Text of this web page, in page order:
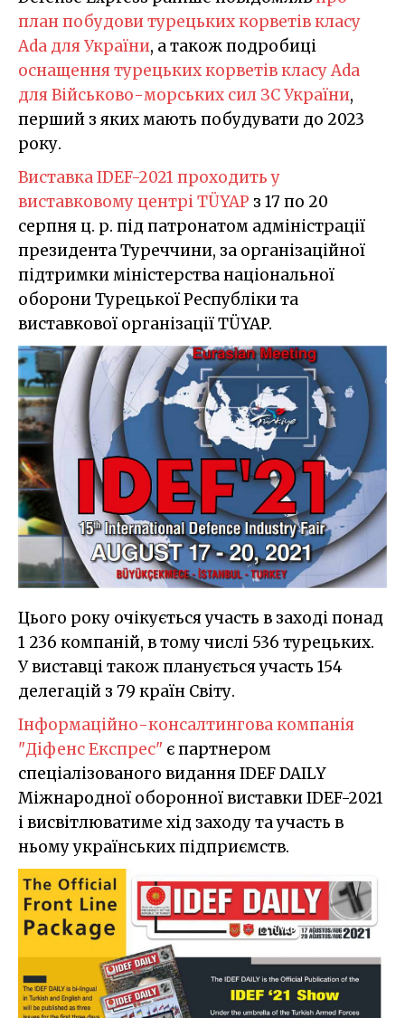
план побудови турецьких корветів класу
Ada для України, а також подробиці
оснащення турецьких корветів класу Ada
для Військово-морських сил ЗС України,
перший з яких мають побудувати до 2023
року.
Виставка IDEF-2021 проходить у
виставковому центрі TÜYAP з 17 по 20
серпня ц. р. під патронатом адміністрації
президента Туреччини, за організаційної
підтримки міністерства національної
оборони Турецької Республіки та
виставкової організації TÜYAP.
Цього року очікується участь в заході понад
1 236 компаній, в тому числі 536 турецьких.
У виставці також планується участь 154
делегацій з 79 країн Світу.
Інформаційно-консалтингова компанія
"Діфенс Експрес" є партнером
спеціалізованого видання IDEF DAILY
Міжнародної оборонної виставки IDEF-2021
і висвітлюватиме хід заходу та участь в
ньому українських підприємств.